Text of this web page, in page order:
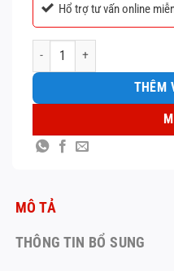
Hổ trợ tư vấn online
IPhone 11 GB 256 GB quốc tế
THÊM
MÔ TẢ
THÔNG TIN BỔ SUNG